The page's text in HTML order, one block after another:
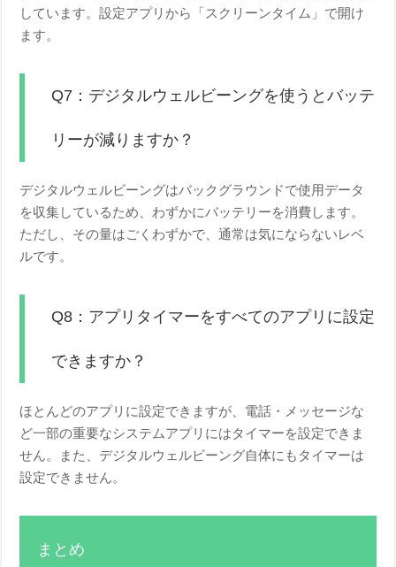
しています。設定アプリから「スクリーンタイム」で開け
ます。
Q7：デジタルウェルビーングを使うとバッテ
リーが減りますか？
デジタルウェルビーングはバックグラウンドで使用データ
を収集しているため、わずかにバッテリーを消費します。
ただし、その量はごくわずかで、通常は気にならないレベ
ルです。
Q8：アプリタイマーをすべてのアプリに設定
できますか？
ほとんどのアプリに設定できますが、電話・メッセージな
ど一部の重要なシステムアプリにはタイマーを設定できま
せん。また、デジタルウェルビーング自体にもタイマーは
設定できません。
まとめ